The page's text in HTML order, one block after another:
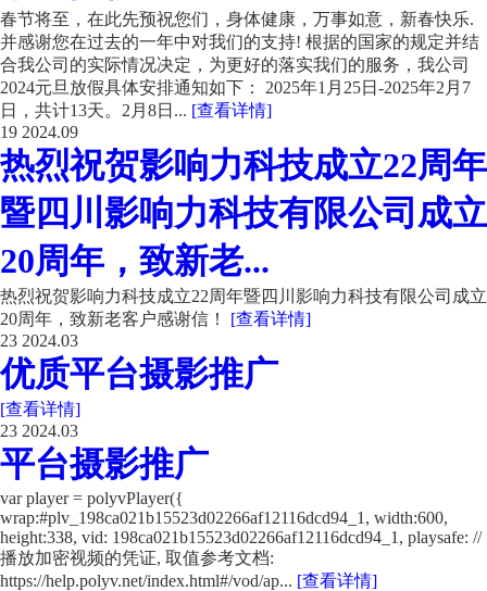
春节将至，在此先预祝您们，身体健康，万事如意，新春快乐.
并感谢您在过去的一年中对我们的支持! 根据的国家的规定并结
合我公司的实际情况决定，为更好的落实我们的服务，我公司
2024元旦放假具体安排通知如下： 2025年1月25日-2025年2月7
日，共计13天。2月8日... [查看详情]
19 2024.09
热烈祝贺影响力科技成立22周年
暨四川影响力科技有限公司成立
20周年，致新老...
热烈祝贺影响力科技成立22周年暨四川影响力科技有限公司成立
20周年，致新老客户感谢信！ [查看详情]
23 2024.03
优质平台摄影推广
[查看详情]
23 2024.03
平台摄影推广
var player = polyvPlayer({
wrap:#plv_198ca021b15523d02266af12116dcd94_1, width:600,
height:338, vid: 198ca021b15523d02266af12116dcd94_1, playsafe: //
播放加密视频的凭证, 取值参考文档:
https://help.polyv.net/index.html#/vod/ap... [查看详情]